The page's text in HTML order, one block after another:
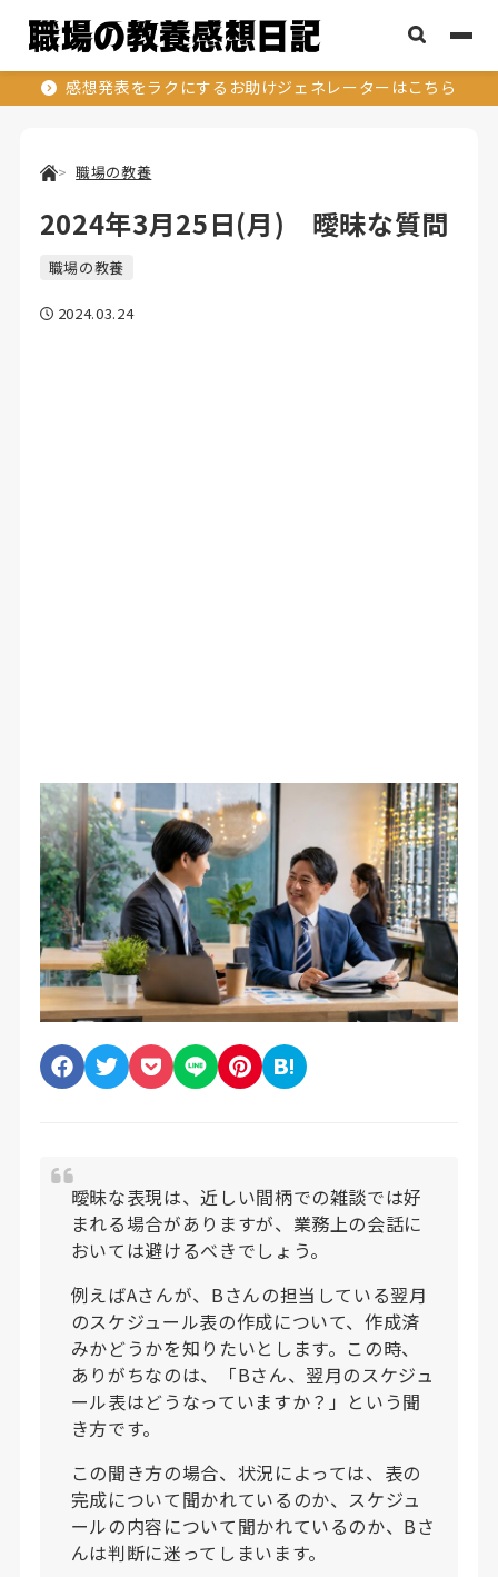
感想発表をラクにするお助けジェネレーターはこちら
職場の教養
2024年3月25日(月) 曖昧な質問
職場の教養
2024.03.24
曖昧な表現は、近しい間柄での雑談では好
まれる場合がありますが、業務上の会話に
おいては避けるべきでしょう。
例えばAさんが、Bさんの担当している翌月
のスケジュール表の作成について、作成済
みかどうかを知りたいとします。この時、
ありがちなのは、「Bさん、翌月のスケジュ
ール表はどうなっていますか？」という聞
き方です。
この聞き方の場合、状況によっては、表の
完成について聞かれているのか、スケジュ
ールの内容について聞かれているのか、Bさ
んは判断に迷ってしまいます。